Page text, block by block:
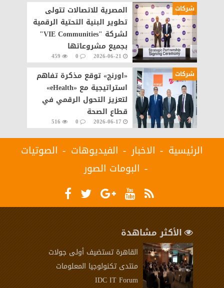
شركات
المصرية للاتصالات تتولى
تطوير البنية التحتية الرقمية
لشركة "VIE Communities"
بجميع مشروعاتها
2026-06-21
0
459
شركات
«اورنچ» توقع مذكرة تفاهم
استراتيجية مع «eHealth»
لتعزيز التحول الرقمي في
قطاع الصحة
2026-06-17
0
516
الرئيسية الاخبار الفيديوهات
الصوتيات
البومات الصور
الأكثر مشاهدة
القاهرة تستضيف أولى جولات
منتدى تكنولوجيا المعلومات
IDC IT Forum